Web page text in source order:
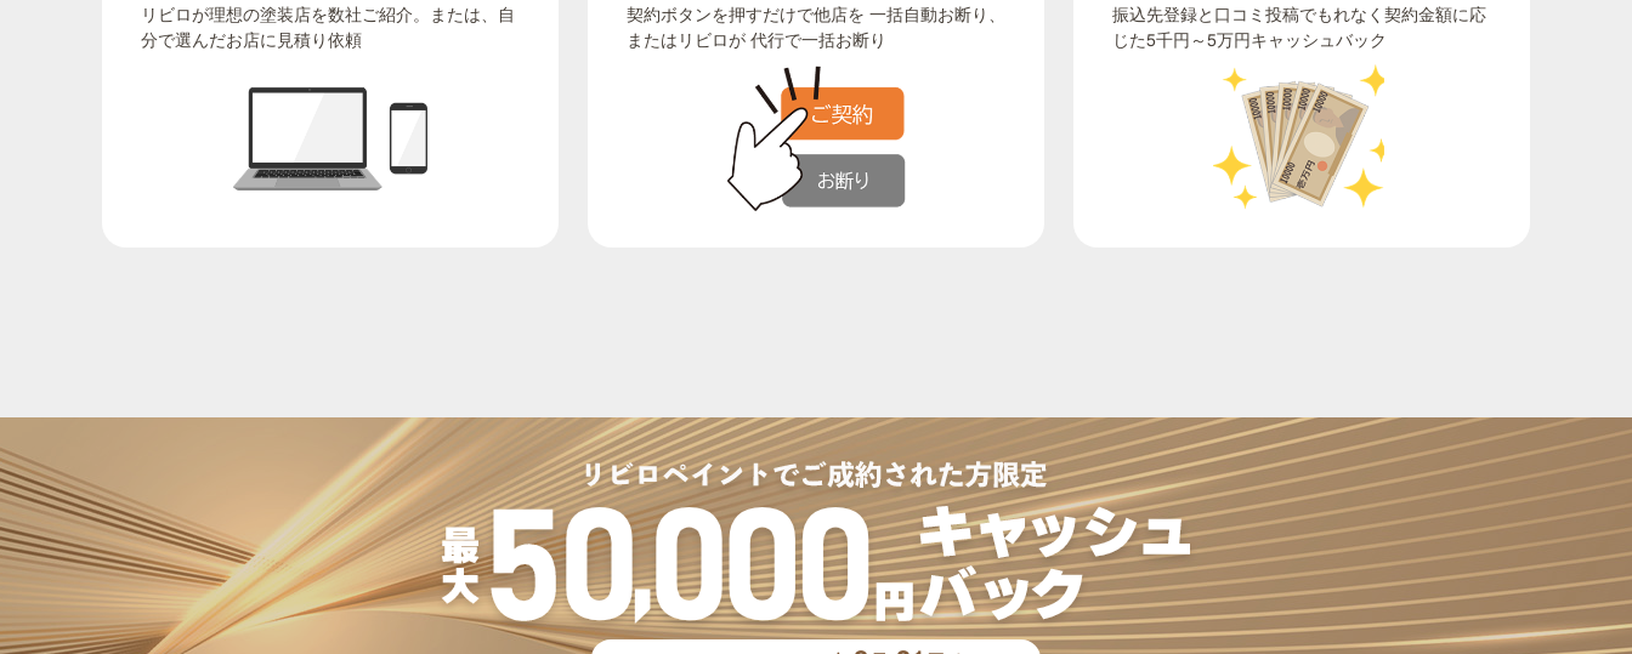
リビロが理想の塗装店を数社ご紹介。または、自
分で選んだお店に見積り依頼
契約ボタンを押すだけで他店を 一括自動お断り、
またはリビロが 代行で一括お断り
振込先登録と口コミ投稿でもれなく契約金額に応
じた5千円～5万円キャッシュバック